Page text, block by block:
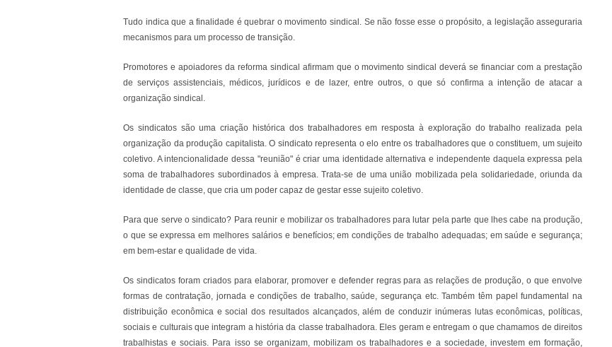
Tudo indica que a finalidade é quebrar o movimento sindical. Se não fosse esse o propósito, a legislação asseguraria
mecanismos para um processo de transição.
Promotores e apoiadores da reforma sindical afirmam que o movimento sindical deverá se financiar com a prestação
de serviços assistenciais, médicos, jurídicos e de lazer, entre outros, o que só confirma a intenção de atacar a
organização sindical.
Os sindicatos são uma criação histórica dos trabalhadores em resposta à exploração do trabalho realizada pela
organização da produção capitalista. O sindicato representa o elo entre os trabalhadores que o constituem, um sujeito
coletivo. A intencionalidade dessa "reunião" é criar uma identidade alternativa e independente daquela expressa pela
soma de trabalhadores subordinados à empresa. Trata-se de uma união mobilizada pela solidariedade, oriunda da
identidade de classe, que cria um poder capaz de gestar esse sujeito coletivo.
Para que serve o sindicato? Para reunir e mobilizar os trabalhadores para lutar pela parte que lhes cabe na produção,
o que se expressa em melhores salários e benefícios; em condições de trabalho adequadas; em saúde e segurança;
em bem-estar e qualidade de vida.
Os sindicatos foram criados para elaborar, promover e defender regras para as relações de produção, o que envolve
formas de contratação, jornada e condições de trabalho, saúde, segurança etc. Também têm papel fundamental na
distribuição econômica e social dos resultados alcançados, além de conduzir inúmeras lutas econômicas, políticas,
sociais e culturais que integram a história da classe trabalhadora. Eles geram e entregam o que chamamos de direitos
trabalhistas e sociais. Para isso se organizam, mobilizam os trabalhadores e a sociedade, investem em formação,